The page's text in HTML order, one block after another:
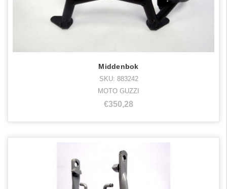
Middenbok
SKU: 883242
MOTO GUZZI
€350,28